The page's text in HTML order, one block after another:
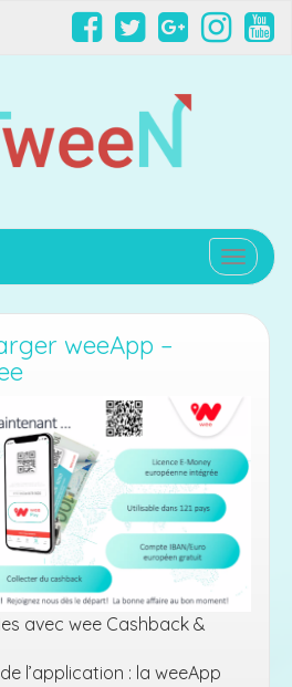
weeApp –
avec wee Cashback &
l’application : la weeApp